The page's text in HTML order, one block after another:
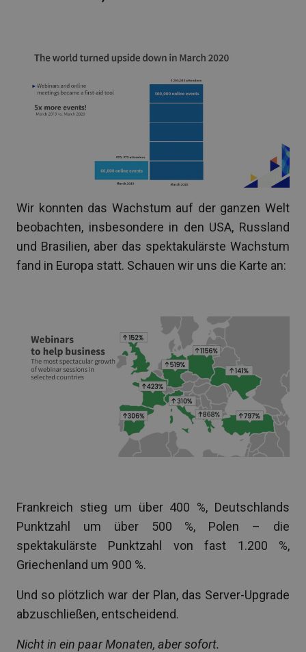
Wir konnten das Wachstum auf der ganzen Welt
beobachten, insbesondere in den USA, Russland
und Brasilien, aber das spektakulärste Wachstum
fand in Europa statt. Schauen wir uns die Karte an:
Frankreich stieg um über 400 %, Deutschlands
Punktzahl um über 500 %, Polen – die
spektakulärste Punktzahl von fast 1.200 %,
Griechenland um 900 %.
Und so plötzlich war der Plan, das Server-Upgrade
abzuschließen, entscheidend.
Nicht in ein paar Monaten, aber sofort.